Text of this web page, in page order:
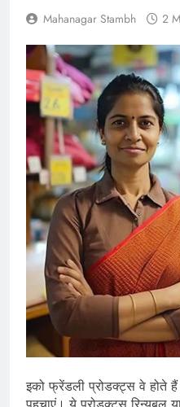
Mahanagar Stambh 2
इको फ्रेंडली प्रोडक्ट्स वे होते